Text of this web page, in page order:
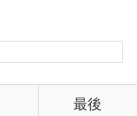
最後